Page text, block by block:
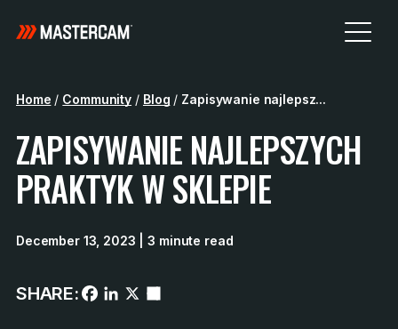
Home / Community / Blog / Zapisywanie najlepsz...
ZAPISYWANIE NAJLEPSZYCH
PRAKTYK W SKLEPIE
December 13, 2023 | 3 minute read
SHARE: